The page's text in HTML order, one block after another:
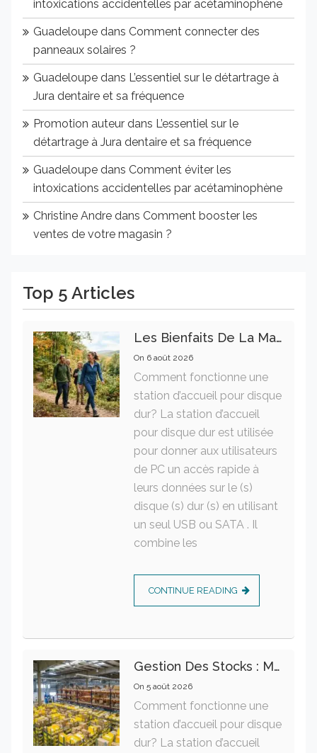
intoxications accidentelles par acétaminophène
Guadeloupe dans Comment connecter des
panneaux solaires ?
Guadeloupe dans L’essentiel sur le détartrage à
Jura dentaire et sa fréquence
Promotion auteur dans L’essentiel sur le
détartrage à Jura dentaire et sa fréquence
Guadeloupe dans Comment éviter les
intoxications accidentelles par acétaminophène
Christine Andre dans Comment booster les
ventes de votre magasin ?
Top 5 Articles
Les Bienfaits De La Marche Sur La Santé Physique Et Mentale
On 6 août 2026
Comment fonctionne une
station d’accueil pour disque
dur? La station d’accueil
pour disque dur est utilisée
pour donner aux utilisateurs
de PC un accès rapide à
leurs données sur le (s)
disque (s) dur (s) en utilisant
un seul USB ou SATA . Il
combine les
CONTINUE READING
Gestion Des Stocks : Meilleures Pratiques Intralogistiques
On 5 août 2026
Comment fonctionne une
station d’accueil pour disque
dur? La station d’accueil